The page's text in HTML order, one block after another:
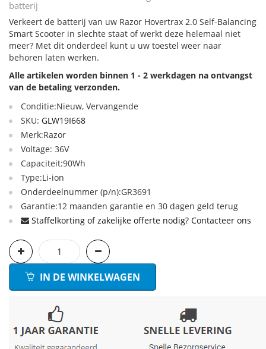
batterij
Verkeert de batterij van uw Razor Hovertrax 2.0 Self-Balancing
Smart Scooter in slechte staat of werkt deze helemaal niet
meer? Met dit onderdeel kunt u uw toestel weer naar
behoren laten werken.
Alle artikelen worden binnen 1 - 2 werkdagen na ontvangst
van de betaling verzonden.
Conditie:Nieuw, Vervangende
SKU: GLW19I668
Merk:Razor
Voltage: 36V
Capaciteit:90Wh
Type:Li-ion
Onderdeelnummer (p/n):GR3691
Garantie:12 maanden garantie en 30 dagen geld terug
Staffelkorting of zakelijke offerte nodig? Contacteer ons
IN DE WINKELWAGEN